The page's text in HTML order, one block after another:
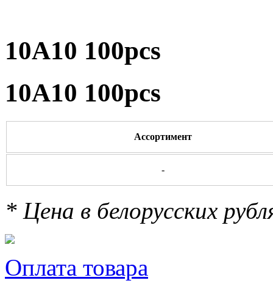
10A10 100pcs
10A10 100pcs
Ассортимент
-
* Цена в белорусских
Оплата товара